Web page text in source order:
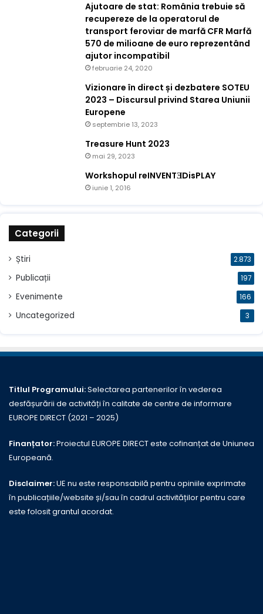
Ajutoare de stat: România trebuie să
recupereze de la operatorul de
transport feroviar de marfă CFR Marfă
570 de milioane de euro reprezentând
ajutor incompatibil
februarie 24, 2020
Vizionare în direct și dezbatere SOTEU
2023 – Discursul privind Starea Uniunii
Europene
septembrie 13, 2023
Treasure Hunt 2023
mai 29, 2023
Workshopul reINVENTƎDisPLAY
iunie 1, 2016
Categorii
Știri 2.873
Publicații 197
Evenimente 166
Uncategorized 3
Titlul Programului:Selectarea partenerilor în vederea
desfășurării de activități în calitate de centre de informare
EUROPE DIRECT (2021 – 2025)
Finanțator:Proiectul EUROPE DIRECT este cofinanțat de Uniunea
Europeană.
Disclaimer:UE nu este responsabilă pentru opiniile exprimate
în publicațiile/website și/sau în cadrul activităților pentru care
este folosit grantul acordat.